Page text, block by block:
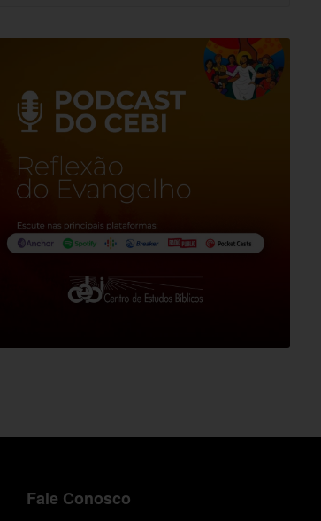
Fale Conosco